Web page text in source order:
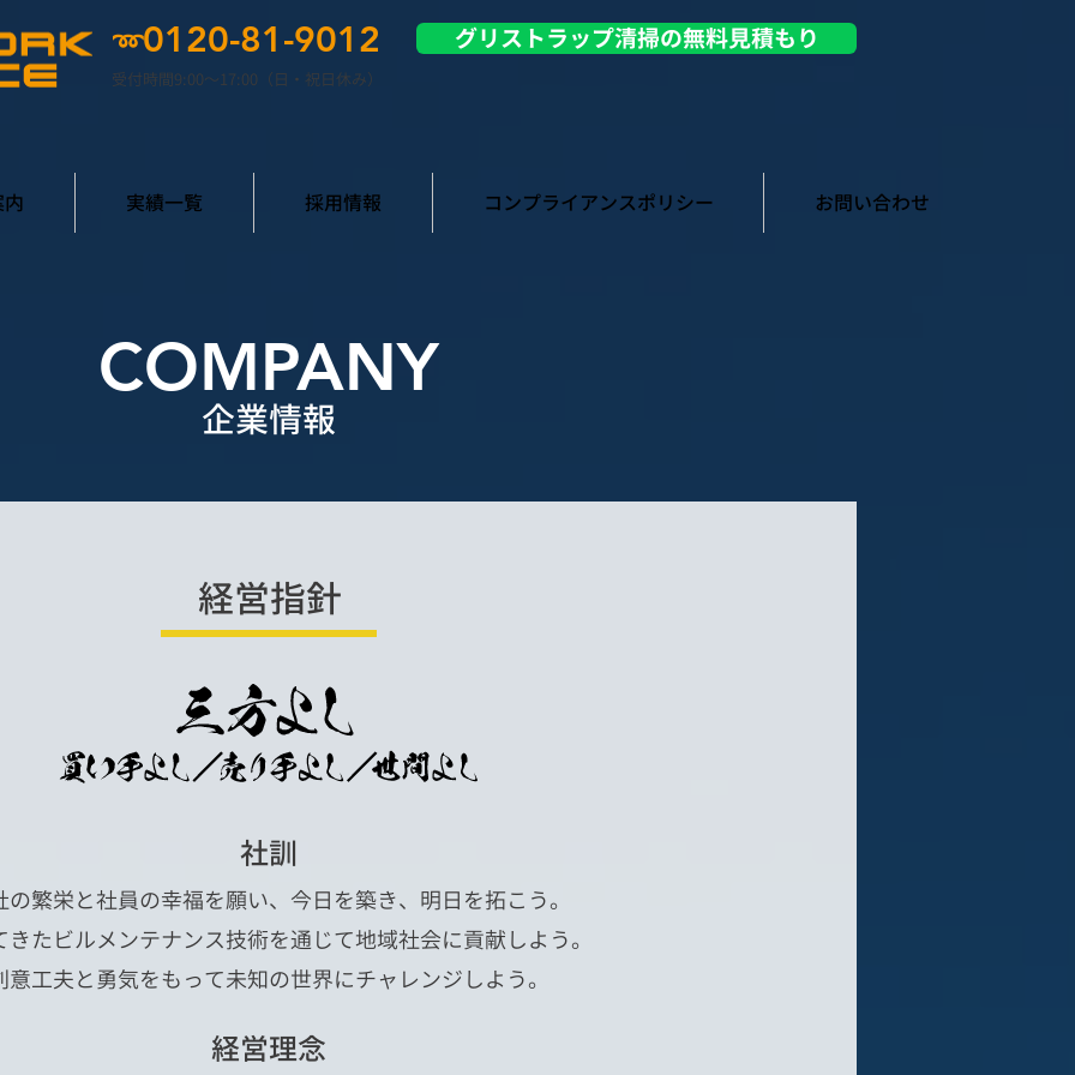
➿0120-81-9012
受付時間9:00〜17:00（日・祝日休み）
グリストラップ清掃の無料見積もり
実績一覧 採用情報 コンプライアンスポリシー お問い合わせ
COMPANY
企業情報
経営指針
社訓
の繁栄と社員の幸福を願い、今日を築き、明日を拓こう。
きたビルメンテナンス技術を通じて地域社会に貢献しよう。
意工夫と勇気をもって未知の世界にチャレンジしよう。
経営理念